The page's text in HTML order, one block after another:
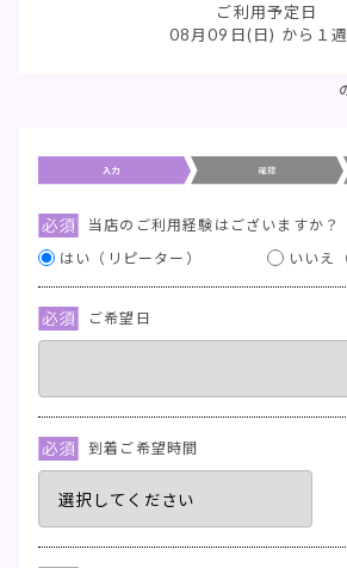
ご利用予定日
08月09日(日) から１
当店のご利用経験はございますか？
はい（リピーター）
いいえ
ご希望日
到着ご希望時間